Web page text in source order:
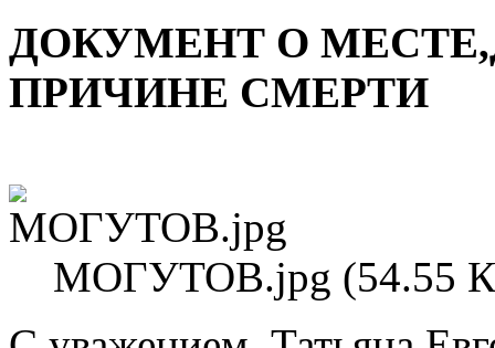
ДОКУМЕНТ О
ПРИЧИНЕ СМЕРТИ
МОГУТОВ.jpg (54.55